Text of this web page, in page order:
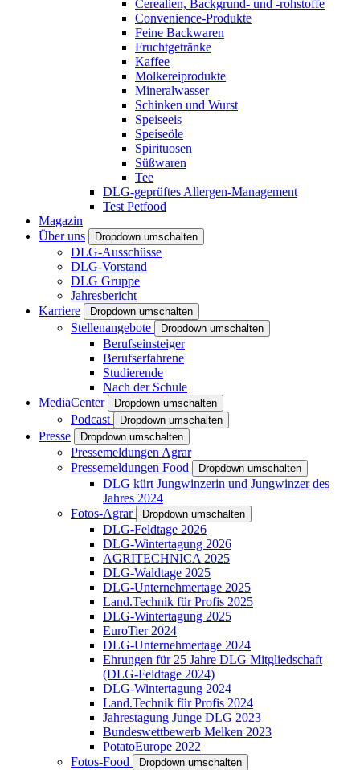
Cerealien, Backgrund- und -rohstoffe
Convenience-Produkte
Feine Backwaren
Fruchtgetränke
Kaffee
Molkereiprodukte
Mineralwasser
Schinken und Wurst
Speiseeis
Speiseöle
Spirituosen
Süßwaren
Tee
DLG-geprüftes Allergen-Management
Test Petfood
Magazin
Über uns
Dropdown umschalten
DLG-Ausschüsse
DLG-Vorstand
DLG Gruppe
Jahresbericht
Karriere
Dropdown umschalten
Stellenangebote Dropdown umschalten
Berufseinsteiger
Berufserfahrene
Studierende
Nach der Schule
MediaCenter
Dropdown umschalten
Podcast Dropdown umschalten
Presse Dropdown umschalten
Pressemeldungen Agrar
Pressemeldungen Food
Dropdown umschalten
DLG kürt Jungwinzerin und Jungwinzer des
Jahres 2024
Fotos-Agrar
Dropdown umschalten
DLG-Feldtage 2026
DLG-Wintertagung 2026
AGRITECHNICA 2025
DLG-Waldtage 2025
DLG-Unternehmertage 2025
Land.Technik für Profis 2025
DLG-Wintertagung 2025
EuroTier 2024
DLG-Unternehmertage 2024
Ehrungen für 25 Jahre DLG Mitgliedschaft
(DLG-Feldtage 2024)
DLG-Wintertagung 2024
Land.Technik für Profis 2024
Jahrestagung Junge DLG 2023
Bundeswettbewerb Melken 2023
PotatoEurope 2022
Fotos-Food
Dropdown umschalten